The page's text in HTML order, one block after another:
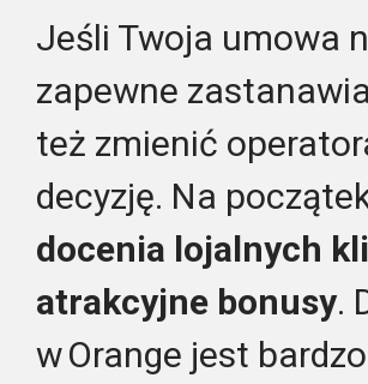
Jeśli Twoja umowa
zapewne
też zmienić
decyzję. Na
docenia lojalnych
atrakcyjne bonusy.
w Orange jest